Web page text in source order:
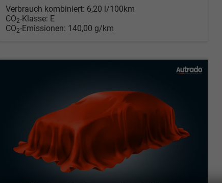
Verbrauch kombiniert: 6,20 l/100km
CO2-Klasse: E
CO2-Emissionen: 140,00 g/km